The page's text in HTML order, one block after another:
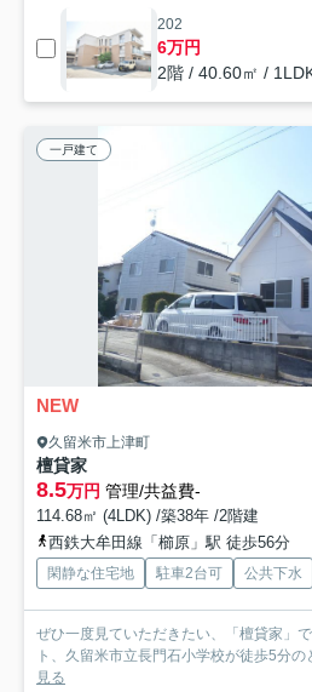
202
6万円
2階 / 40.60㎡ /
一戸建て
NEW
久留米市上津町
檀貸家
8.5万円 管理/共益費-
114.68㎡ (4LDK) /築38年 /2階建
西鉄大牟田線「櫛原」駅 徒歩56分
閑静な住宅地 駐車2台可 公共下水
ぜひ一度見ていただきたい、「檀貸家」
ト、久留米市立長門石小学校が徒歩5分
見る